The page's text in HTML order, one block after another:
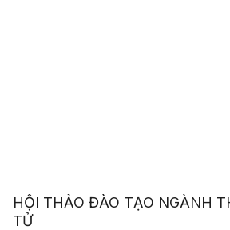
HỘI THẢO ĐÀO TẠO NGÀNH
TỬ